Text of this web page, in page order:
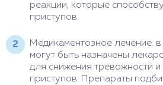
реакции, которые
приступов.
Медикаментозное лечение:
могут быть назначены
для снижения тревожности
приступов. Препараты